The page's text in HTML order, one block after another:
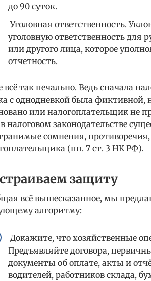
до 90 суток.
Уголовная ответственность.
уголовную ответственность для
или другого лица, которое
отчетность.
всё так печально. Ведь сначала
с однодневкой была фиктивной,
или налогоплательщик не
налоговом законодательстве
сомнения, противоречия,
(пп. 7 ст. 3 НК РФ).
защиту
всё вышесказанное, мы
алгоритму:
Докажите, что хозяйственные
Предъявляйте договора,
документы об оплате, акты и
водителей, работников склада,